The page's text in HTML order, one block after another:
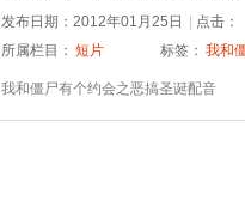
发布日期：2012年01月25日 点击：
所属栏目： 短片 标签： 我和
我和僵尸有个约会之恶搞圣诞配音